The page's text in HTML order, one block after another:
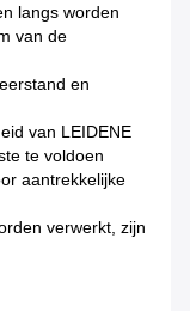
langs worden
van de
en
van LEIDENE
te voldoen
aantrekkelijke
verwerkt, zijn